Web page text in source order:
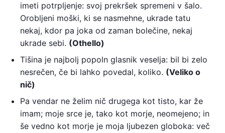
imeti potrpljenje: svoj prekršek spremeni v šalo.
Orobljeni moški, ki se nasmehne, ukrade tatu
nekaj, kdor pa joka od zaman bolečine, nekaj
ukrade sebi. (Othello)
Tišina je najbolj popoln glasnik veselja: bil bi zelo
nesrečen, če bi lahko povedal, koliko. (Veliko o
nič)
Pa vendar ne želim nič drugega kot tisto, kar že
imam; moje srce je, tako kot morje, neomejeno; in
še vedno kot morje je moja ljubezen globoka: več